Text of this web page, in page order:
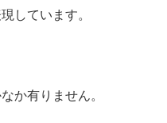
しています。
か有りません。